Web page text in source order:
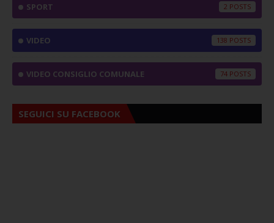
SPORT 2
VIDEO 138
VIDEO CONSIGLIO COMUNALE 74
SEGUICI SU FACEBOOK